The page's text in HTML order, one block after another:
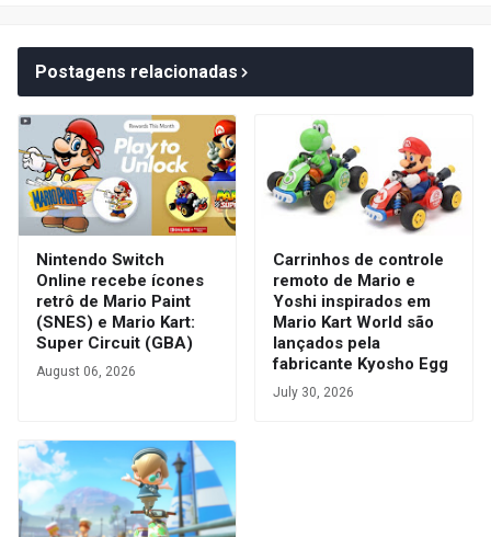
Postagens relacionadas
Nintendo Switch
Online recebe ícones
retrô de Mario Paint
(SNES) e Mario Kart:
Super Circuit (GBA)
August 06, 2026
Carrinhos de controle
remoto de Mario e
Yoshi inspirados em
Mario Kart World são
lançados pela
fabricante Kyosho Egg
July 30, 2026